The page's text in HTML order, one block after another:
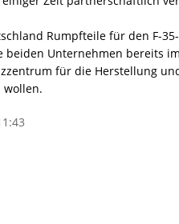
Rumpfteile für den F-
beiden Unternehmen bereits
für die Herstellung
wollen.